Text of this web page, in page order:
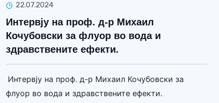
22.07.2024
Интервју на проф. д-р Михаил
Кочубовски за флуор во вода и
здравствените ефекти.
Интервју на проф. д-р Михаил Кочубовски за
флуор во вода и здравствените ефекти.